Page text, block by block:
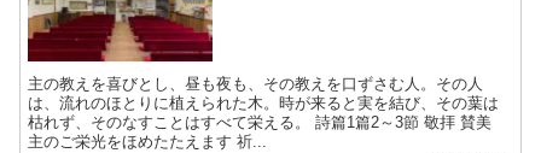
主の教えを喜びとし、昼も夜も、その教えを口ずさむ人。その人
は、流れのほとりに植えられた木。時が来ると実を結び、その葉は
枯れず、そのなすことはすべて栄える。 詩篇1篇2～3節 敬拝 賛美
主のご栄光をほめたたえます 祈...